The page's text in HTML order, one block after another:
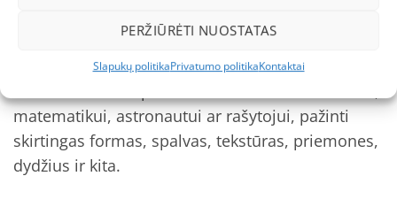
PERŽIŪRĖTI NUOSTATAS
Slapukų politikaPrivatumo politikaKontaktai
suteikti vaikams galimybę mokytis žaidžiant jų
kuriamais žaidimais, žaislais ir priemonėmis.
matematikui, astronautui ar rašytojui, pažinti
skirtingas formas, spalvas, tekstūras, priemones,
dydžius ir kita.